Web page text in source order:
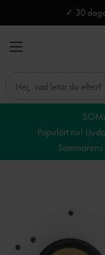
✓ 30
Populärt nu!